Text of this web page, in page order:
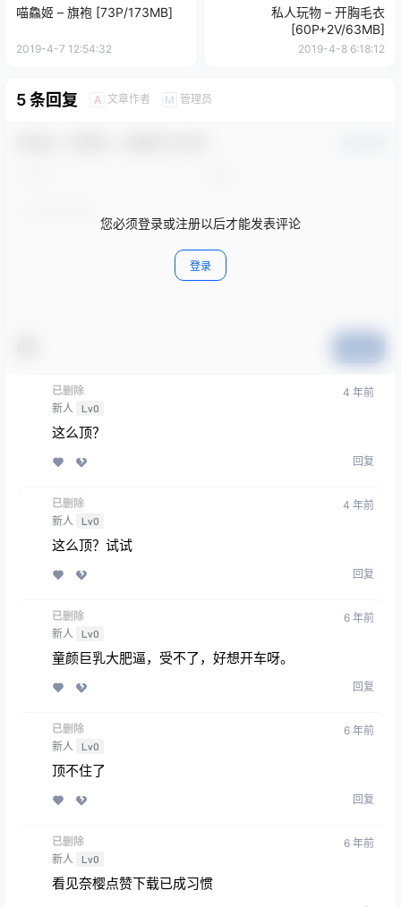
喵鱻姬 – 旗袍 [73P/173MB]
2019-4-7 12:54:32
私人玩物 – 开胸毛衣
[60P+2V/63MB]
2019-4-8 6:18:12
5 条回复 A 文章作者 M 管理员
您必须登录或注册以后才能发表评论
登录
已删除
新人
Lv0
4 年前
这么顶？
回复
已删除
新人
Lv0
4 年前
这么顶？试试
回复
已删除
新人
Lv0
6 年前
童颜巨乳大肥逼，受不了，好想开车呀。
回复
已删除
新人
Lv0
6 年前
顶不住了
回复
已删除
新人
Lv0
6 年前
看见奈樱点赞下载已成习惯